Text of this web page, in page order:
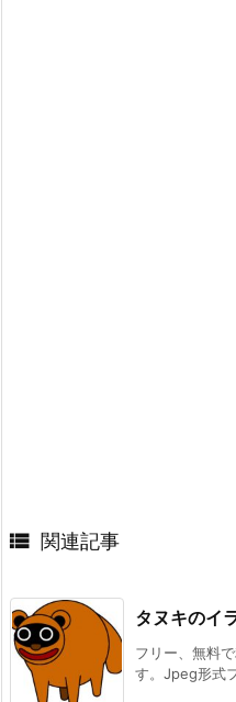
 関連記事
タヌキのイ
フリー、無料
す。Jpeg形式